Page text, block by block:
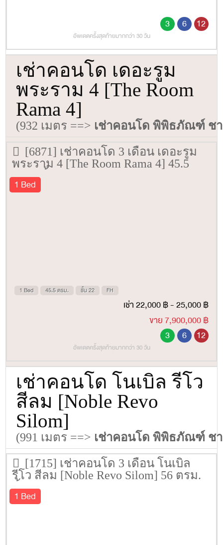
3 6 12
อัพเดตครั้งสุดท้ายมากกว่า 30 วัน
เช่าคอนโด เดอะรูม
พระราม 4 [The Room
Rama 4]
(932 เมตร ==> เช่าคอนโด พิพิธภัณฑ์ ชา
[6871] เช่าคอนโด 3 เดือน เดอะรูม
พระราม 4 [The Room Rama 4] 45.5
ตรม. ชั้น 22
1 Bed
1 Bed 45.5 ตรม. ชั้น 22 FH
เช่า 22,000 ฿ - 25,000 ฿
ขาย 7,900,000 ฿
3
6 12
อัพเดตครั้งสุดท้ายมากกว่า 30 วัน
เช่าคอนโด โนเบิล รีโว
สีลม [Noble Revo
Silom]
(991 เมตร ==> เช่าคอนโด พิพิธภัณฑ์ ชา
[1715] เช่าคอนโด 3 เดือน โนเบิล
รีโว สีลม [Noble Revo Silom] 56 ตรม.
ชั้น 24
1 Bed